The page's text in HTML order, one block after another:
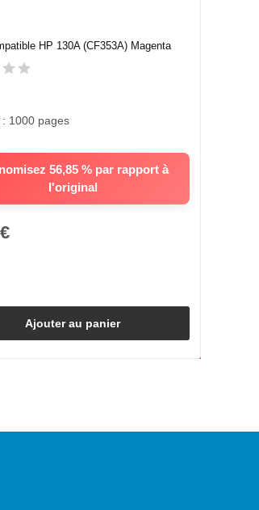
HP 130A (CF353A) Magenta
56,85 % par rapport à
l'original
1000 pages
Ajouter au panier